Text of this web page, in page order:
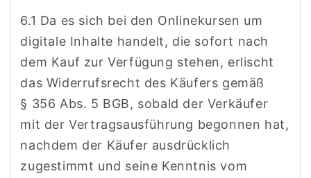
6.1 Da es sich bei den Onlinekursen um
digitale Inhalte handelt, die sofort nach
dem Kauf zur Verfügung stehen, erlischt
das Widerrufsrecht des Käufers gemäß
§ 356 Abs. 5 BGB, sobald der Verkäufer
mit der Vertragsausführung begonnen hat,
nachdem der Käufer ausdrücklich
zugestimmt und seine Kenntnis vom